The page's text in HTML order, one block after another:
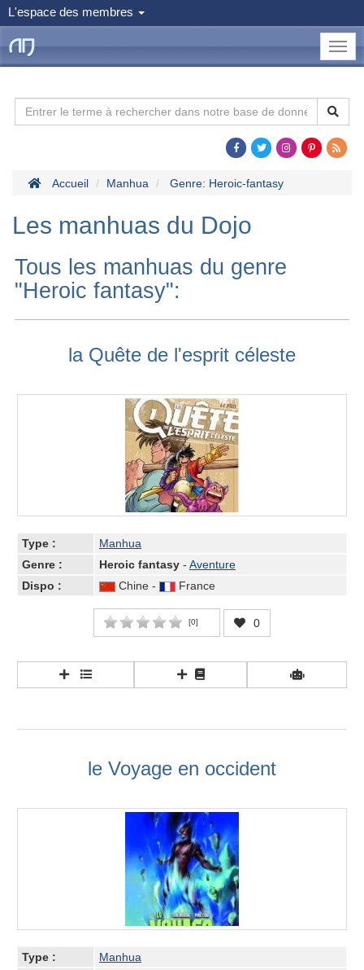
L'espace des membres
le
Dojo
Accueil Manhua Genre: Heroic-fantasy
Les manhuas du Dojo
Tous les manhuas du genre
"Heroic fantasy":
la Quête de l'esprit céleste
Type :
Manhua
Genre :
Heroic fantasy - Aventure
Dispo :
Chine - France
[0] 0
le Voyage en occident
Type :
Manhua